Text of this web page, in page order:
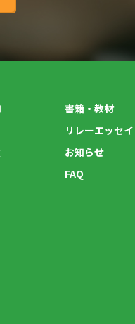
書籍・教材
リレーエッセイ
お知らせ
FAQ